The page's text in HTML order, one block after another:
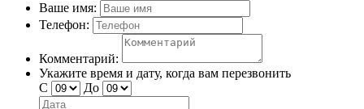
Ваше имя:
Телефон:
Комментарий:
Укажите время и дату, когда вам перезвонить
С
До